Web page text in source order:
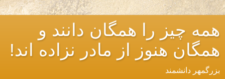
همه چیز را همگان دانند و
همگان هنوز از مادر نزاده اند!
بزرگمهر دانشمند